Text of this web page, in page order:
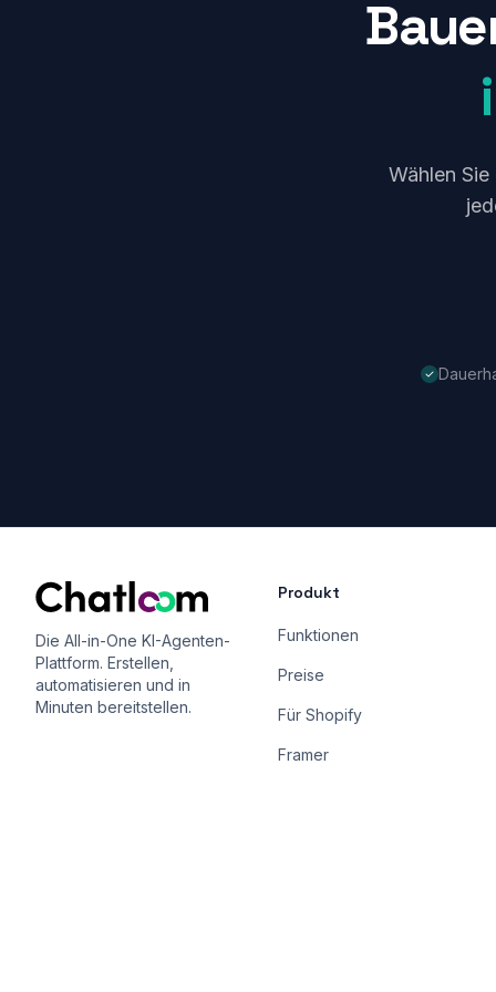
Wählen
Die All-in-One KI-Agenten-
Plattform. Erstellen,
automatisieren und in
Minuten bereitstellen.
Produkt
Funktionen
Preise
Für Shopify
Framer